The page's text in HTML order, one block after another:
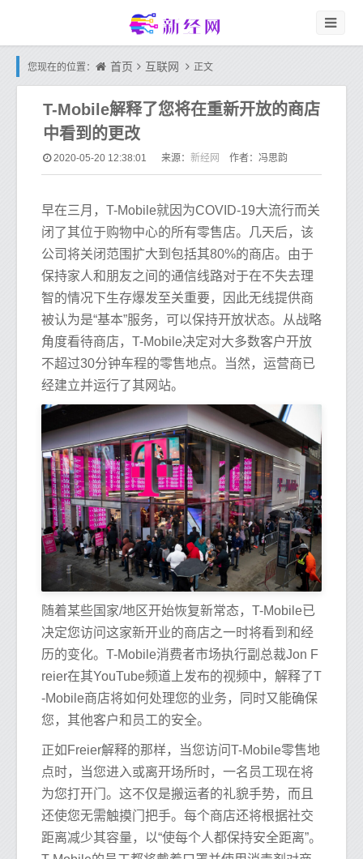
您现在的位置： 首页 互联网 正文
T-Mobile解释了您将在重新开放的商店
中看到的更改
2020-05-20 12:38:01 来源： 新经网 作者：冯思韵
早在三月，T-Mobile就因为COVID-19大流行而关
闭了其位于购物中心的所有零售店。几天后，该
公司将关闭范围扩大到包括其80%的商店。由于
保持家人和朋友之间的通信线路对于在不失去理
智的情况下生存爆发至关重要，因此无线提供商
被认为是“基本”服务，可以保持开放状态。从战略
角度看待商店，T-Mobile决定对大多数客户开放
不超过30分钟车程的零售地点。当然，运营商已
经建立并运行了其网站。
随着某些国家/地区开始恢复新常态，T-Mobile已
决定您访问这家新开业的商店之一时将看到和经
历的变化。T-Mobile消费者市场执行副总裁Jon F
reier在其YouTube频道上发布的视频中，解释了T
-Mobile商店将如何处理您的业务，同时又能确保
您，其他客户和员工的安全。
正如Freier解释的那样，当您访问T-Mobile零售地
点时，当您进入或离开场所时，一名员工现在将
为您打开门。这不仅是搬运者的礼貌手势，而且
还使您无需触摸门把手。每个商店还将根据社交
距离减少其容量，以“使每个人都保持安全距离”。